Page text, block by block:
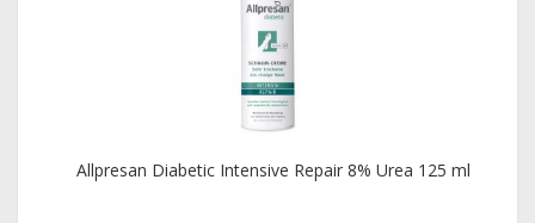
Allpresan Diabetic Intensive Repair 8% Urea 125 ml